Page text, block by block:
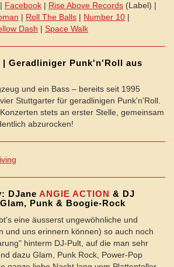
| Facebook | Rise Above Records (Label) |
| Roll The Balls | Number 10 |
Dash | Space Walk
| Geradliniger Punk'n'Roll aus
und ein Bass – bereits seit 1995
Stuttgarter für geradlinigen Punk'n'Roll.
stets an erster Stelle, gemeinsam
abzurocken!
DJane ANGIE ACTION & DJ
Punk & Boogie-Rock
eine äusserst ungewöhnliche und
und uns erinnern können) so auch noch
hinterm DJ-Pult, auf die man sehr
dazu Glam, Punk Rock, Power-Pop